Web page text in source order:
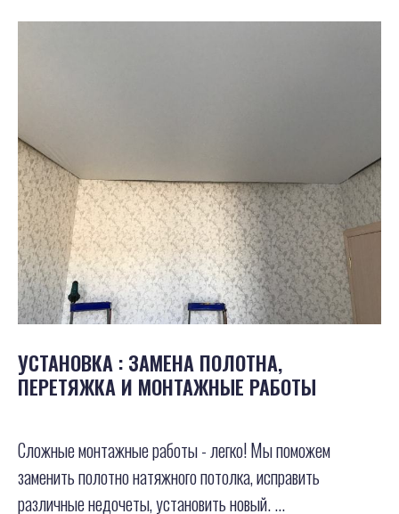
УСТАНОВКА : ЗАМЕНА ПОЛОТНА,
ПЕРЕТЯЖКА И МОНТАЖНЫЕ РАБОТЫ
Сложные монтажные работы - легко! Мы поможем
заменить полотно натяжного потолка, исправить
различные недочеты, установить новый. ...